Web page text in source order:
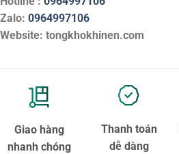
Zalo: 0964997106
Website: tongkhokhinen.com
Giao hàng
nhanh chóng
Thanh toán
dễ dàng